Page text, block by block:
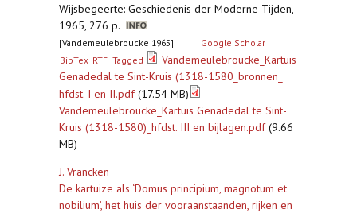
Wijsbegeerte: Geschiedenis der Moderne Tijden,
1965, 276 p.
[Vandemeulebroucke 1965]
Google Scholar
BibTex RTF Tagged
Vandemeulebroucke_Kartuis
Genadedal te Sint-Kruis (1318-1580_bronnen_
hfdst. I en II.pdf(17.54 MB)
Vandemeulebroucke_Kartuis Genadedal te Sint-
Kruis (1318-1580)_hfdst. III en bijlagen.pdf(9.66
MB)
J. Vrancken
De kartuize als ‘Domus principium, magnotum et
nobilium’, het huis der vooraanstaanden, rijken en